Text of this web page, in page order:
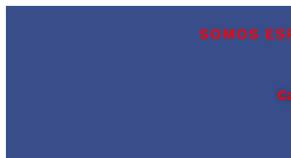
SOMOS